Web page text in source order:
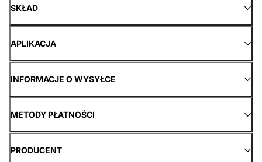
SKŁAD
APLIKACJA
INFORMACJE O WYSYŁCE
METODY PŁATNOŚCI
PRODUCENT